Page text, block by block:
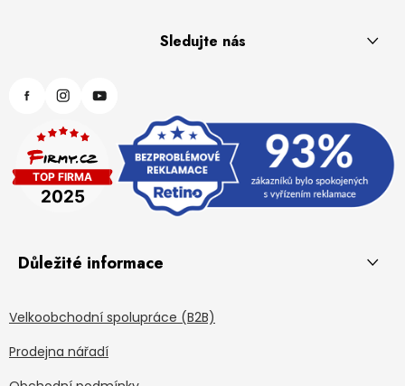
Sledujte nás
Důležité informace
Velkoobchodní spolupráce (B2B)
Prodejna nářadí